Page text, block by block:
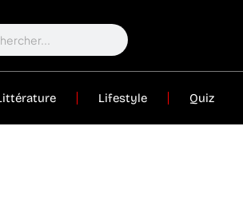
Lifestyle Quiz